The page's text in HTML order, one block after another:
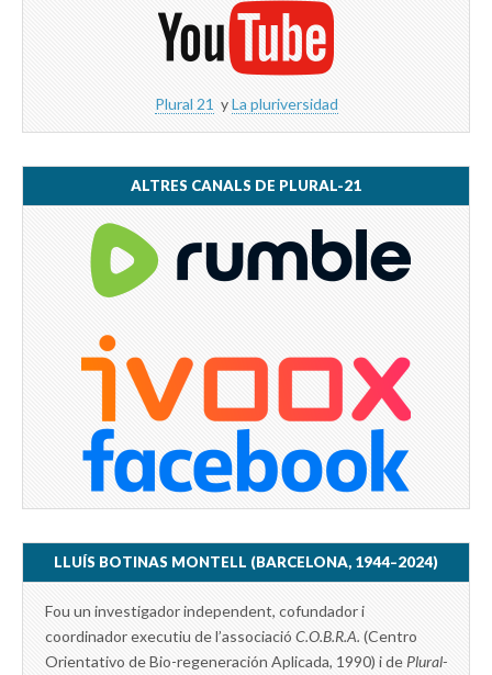
Plural 21 yLa pluriversidad
ALTRES CANALS DE PLURAL-21
LLUÍS BOTINAS MONTELL (BARCELONA, 1944–2024)
Fou un investigador independent, cofundador i
coordinador executiu de l’associació C.O.B.R.A. (Centro
Orientativo de Bio-regeneración Aplicada, 1990) i de Plural-